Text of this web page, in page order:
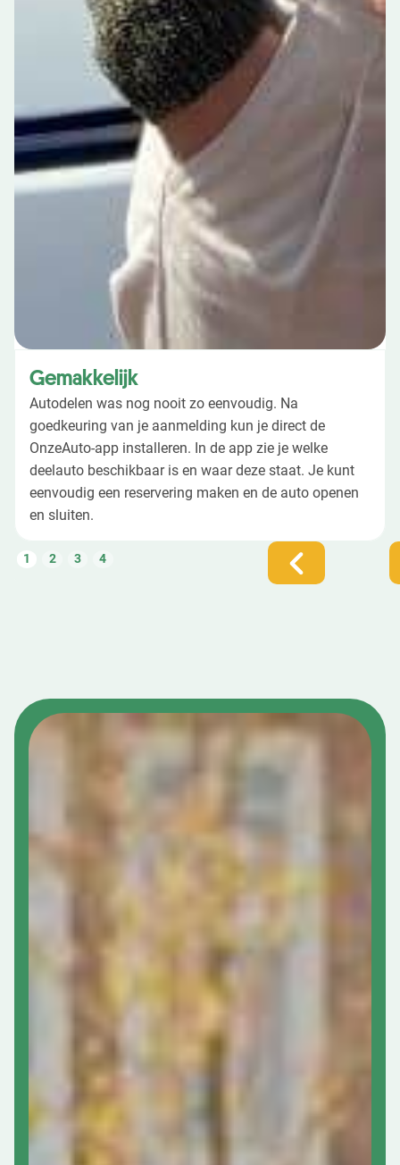
Gemakkelijk
Autodelen was nog nooit zo eenvoudig. Na
goedkeuring van je aanmelding kun je direct de
OnzeAuto-app installeren. In de app zie je welke
deelauto beschikbaar is en waar deze staat. Je kunt
eenvoudig een reservering maken en de auto openen
en sluiten.
1 2 3 4